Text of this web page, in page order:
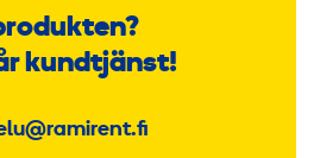
kundtjänst!